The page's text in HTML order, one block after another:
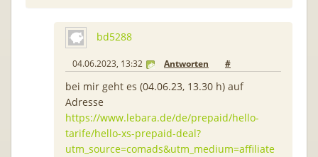
bd5288
04.06.2023, 13:32 Antworten #
bei mir geht es (04.06.23, 13.30 h) auf
Adresse
https://www.lebara.de/de/prepaid/hello-
tarife/hello-xs-prepaid-deal?
utm_source=comads&utm_medium=affiliate